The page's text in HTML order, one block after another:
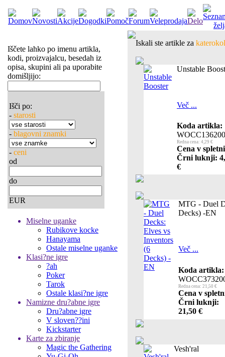
Iščete lahko po imenu artikla,
kodi, proizvajalcu, besedah iz
opisa, skupini ali pa uporabite
domišljijo:
Išči po:
- starosti
- blagovni znamki
- ceni
od
do
EUR
Miselne uganke
Rubikove kocke
Hanayama
Ostale miselne uganke
Klasi?ne igre
?ah
Poker
Tarok
Ostale klasi?ne igre
Namizne dru?abne igre
Dru?abne igre
V sloven??ini
Kickstarter
Karte za zbiranje
Magic the Gathering
Iskali ste artikle za
Unstable
Več ...
Koda artikla:
Redna cena: 4,29 €
Cena v spletni
Črni luknji:
€
MTG - Duel
Decks) -EN
Več ...
Koda artikla:
Redna cena: 21,50 €
Cena v
Črni luknji:
21,50 €
Vesh'ral